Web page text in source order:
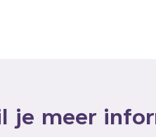
je meer